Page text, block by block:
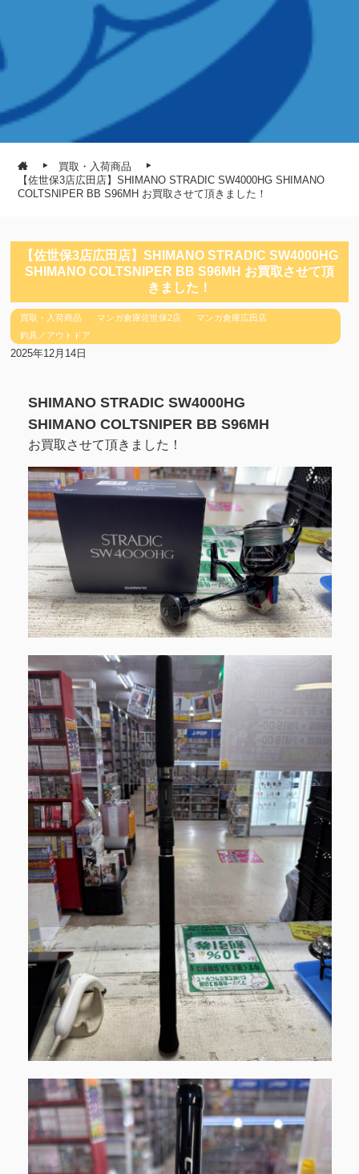
買取・入荷商品
【佐世保3店広田店】SHIMANO STRADIC SW4000HG SHIMANO
COLTSNIPER BB S96MH お買取させて頂きました！
【佐世保3店広田店】SHIMANO STRADIC SW4000HG
SHIMANO COLTSNIPER BB S96MH お買取させて頂
きました！
買取・入荷商品 マンガ倉庫佐世保2店
マンガ倉庫広田店
釣具／アウトドア
2025年12月14日
SHIMANO STRADIC SW4000HG
SHIMANO COLTSNIPER BB S96MH
お買取させて頂きました！